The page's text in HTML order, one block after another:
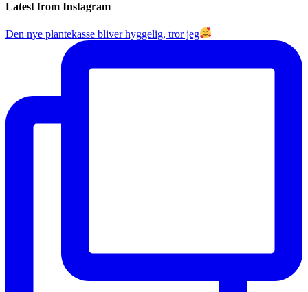
Latest from Instagram
Den nye plantekasse bliver hyggelig, tror jeg